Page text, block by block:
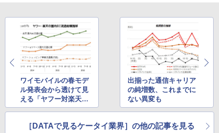
ワイモバイルの春モデ
ル発表会から透けて見
える「ヤフー対楽天」
EC総力戦
出揃った通信キャリア
の純増数、これまでに
ない異変も
［DATAで見るケータイ業界］の他の記事を見る